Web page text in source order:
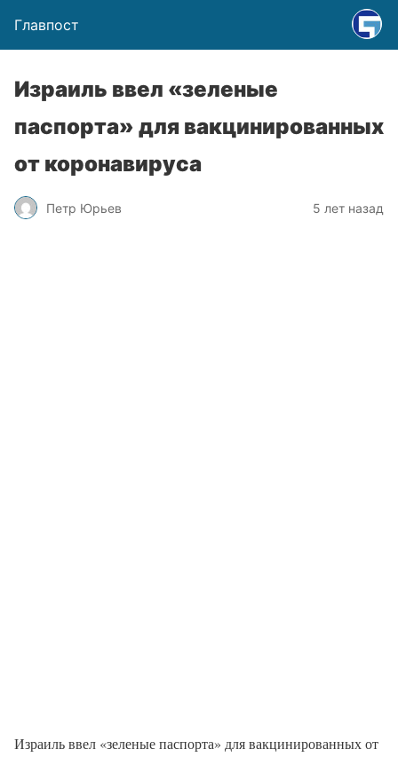
Главпост
Израиль ввел «зеленые
паспорта» для вакцинированных
от коронавируса
Петр Юрьев 5 лет назад
Израиль ввел «зеленые паспорта» для вакцинированных от